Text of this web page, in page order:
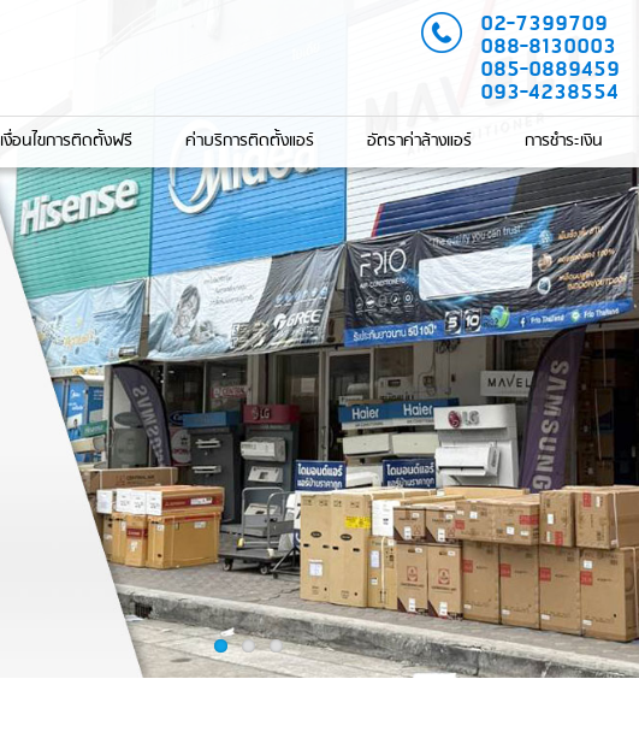
02-7399709
088-8130003
085-0889459
093-4238554
เงื่อนไขการติดตั้งฟรี ค่าบริการติดตั้งแอร์ อัตราค่าล้างแอร์ การชำระเงิน